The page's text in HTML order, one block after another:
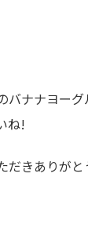
バナナヨー
ね!
だきありがと